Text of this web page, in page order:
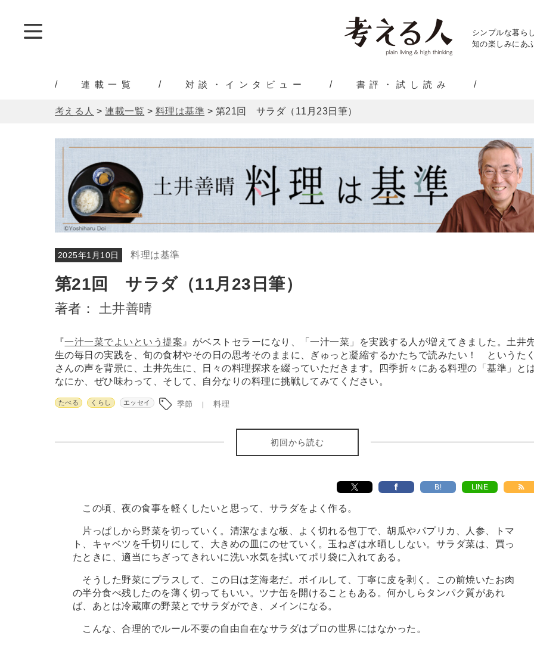
シンプルな暮ら
知の楽しみにあ
連載一覧 対談・インタビュー 書評・試し読み
考える人 >連載一覧 > 料理は基準 > 第21回 サラダ（11月23日筆）
2025年1月10日 料理は基準
第21回 サラダ（11月23日筆）
著者： 土井善晴
『一汁一菜でよいという提案 』がベストセラーになり、「一汁一菜」を実践する人が増えてきました。土井
生の毎日の実践を、旬の食材やその日の思考そのままに、ぎゅっと凝縮するかたちで読みたい！ というた
さんの声を背景に、土井先生に、日々の料理探求を綴っていただきます。四季折々にある料理の「基準」と
なにか、ぜひ味わって、そして、自分なりの料理に挑戦してみてください。
たべる くらし エッセイ 季節 料理
初回から読む
B! LINE
この頃、夜の食事を軽くしたいと思って、サラダをよく作る。
片っぱしから野菜を切っていく。清潔なまな板、よく切れる包丁で、胡瓜やパプリカ、人参、トマ
ト、キャベツを千切りにして、大きめの皿にのせていく。玉ねぎは水晒ししない。サラダ菜は、買っ
たときに、適当にちぎってきれいに洗い水気を拭いてポリ袋に入れてある。
そうした野菜にプラスして、この日は芝海老だ。ボイルして、丁寧に皮を剥く。この前焼いたお肉
の半分食べ残したのを薄く切ってもいい。ツナ缶を開けることもある。何かしらタンパク質があれ
ば、あとは冷蔵庫の野菜とでサラダができ、メインになる。
こんな、合理的でルール不要の自由自在なサラダはプロの世界にはなかった。